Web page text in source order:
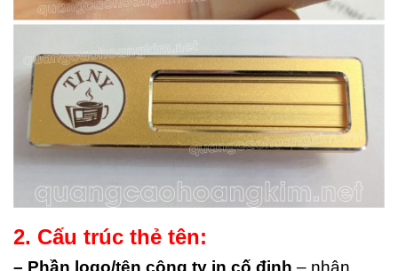
2. Cấu trúc thẻ tên:
– Phần logo/tên công ty in cố định – nhận